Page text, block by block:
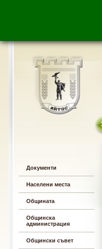
Документи
Населени места
Общината
Общинска
администрация
Общински съвет